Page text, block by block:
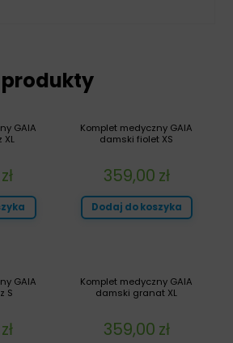
Komplet medyczny GAIA
damski fiolet XS
359,00 zł
Dodaj do koszyka
GAIA
XL
zł
Komplet medyczny GAIA
damski granat XL
359,00 zł
GAIA
S
zł